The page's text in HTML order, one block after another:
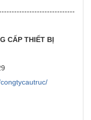
CẤP THIẾT BỊ